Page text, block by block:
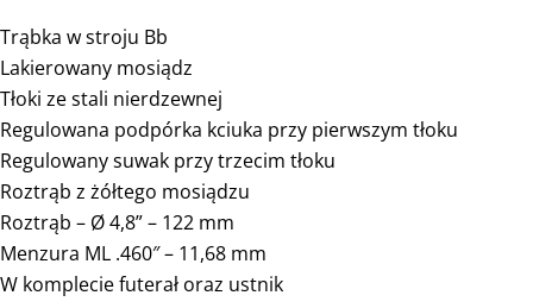
Trąbka w stroju Bb
Lakierowany mosiądz
Tłoki ze stali nierdzewnej
Regulowana podpórka kciuka przy pierwszym tłoku
Regulowany suwak przy trzecim tłoku
Roztrąb z żółtego mosiądzu
Roztrąb – Ø 4,8” – 122 mm
Menzura ML .460″ – 11,68 mm
W komplecie futerał oraz ustnik